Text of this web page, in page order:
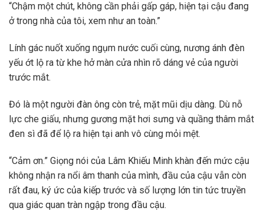
“Chậm một chút, không cần phải gấp gáp, hiện tại cậu đang
ở trong nhà của tôi, xem như an toàn.”
Lính gác nuốt xuống ngụm nước cuối cùng, nương ánh đèn
yếu ớt lộ ra từ khe hở màn cửa nhìn rõ dáng vẻ của người
trước mắt.
Đó là một người đàn ông còn trẻ, mặt mũi dịu dàng. Dù nỗ
lực che giấu, nhưng gương mặt hơi sưng và quầng thâm mắt
đen sì đã để lộ ra hiện tại anh vô cùng mỏi mệt.
“Cảm ơn.” Giọng nói của Lâm Khiếu Minh khàn đến mức cậu
không nhận ra nổi âm thanh của mình, đầu của cậu vẫn còn
rất đau, ký ức của kiếp trước và số lượng lớn tin tức truyền
qua giác quan tràn ngập trong đầu cậu.